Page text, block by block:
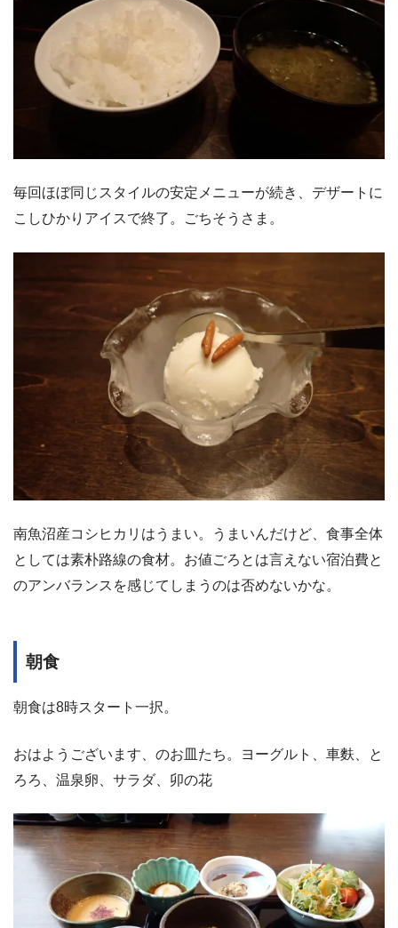
毎回ほぼ同じスタイルの安定メニューが続き、デザートに
こしひかりアイスで終了。ごちそうさま。
南魚沼産コシヒカリはうまい。うまいんだけど、食事全体
としては素朴路線の食材。お値ごろとは言えない宿泊費と
のアンバランスを感じてしまうのは否めないかな。
朝食
朝食は8時スタート一択。
おはようございます、のお皿たち。ヨーグルト、車麩、と
ろろ、温泉卵、サラダ、卯の花